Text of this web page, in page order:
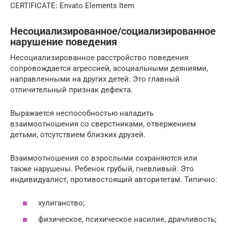
CERTIFICATE: Envato Elements Item
Несоциализированное/социализированное
нарушение поведения
Несоциализированное расстройство поведения
сопровождается агрессией, асоциальными деяниями,
направленными на других детей. Это главный
отличительный признак дефекта.
Выражается неспособностью наладить
взаимоотношения со сверстниками, отвержением
детьми, отсутствием близких друзей.
Взаимоотношения со взрослыми сохраняются или
также нарушены. Ребенок грубый, гневливый. Это
индивидуалист, противостоящий авторитетам. Типично:
хулиганство;
физическое, психическое насилие, драчливость;